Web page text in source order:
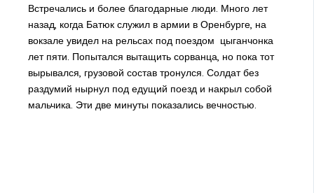
Встречались и более благодарные люди. Много лет
назад, когда Батюк служил в армии в Оренбурге, на
вокзале увидел на рельсах под поездом цыганчонка
лет пяти. Попытался вытащить сорванца, но пока тот
вырывался, грузовой состав тронулся. Солдат без
раздумий нырнул под едущий поезд и накрыл собой
мальчика. Эти две минуты показались вечностью.